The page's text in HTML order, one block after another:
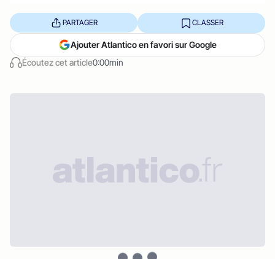
Écoutez cet article0:00min
PARTAGER CLASSER
Ajouter Atlantico en favori sur Google